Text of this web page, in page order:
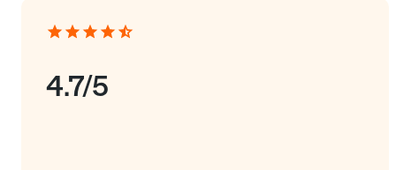
4.7/5